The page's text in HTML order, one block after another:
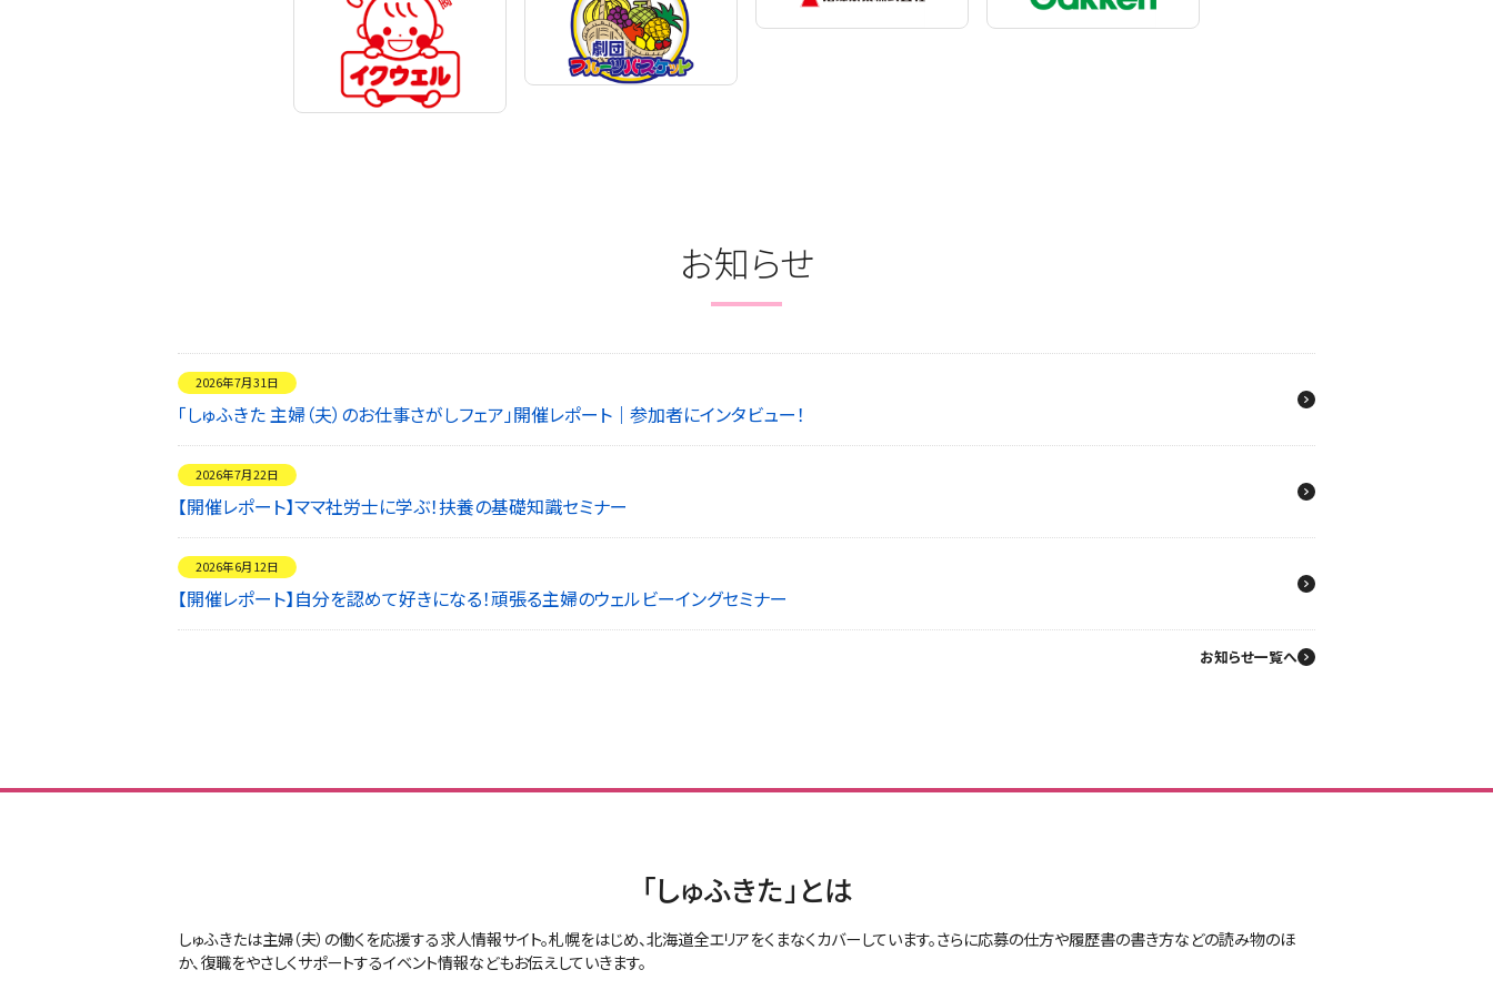
お知らせ
2026年7月31日
「しゅふきた 主婦（夫）のお仕事さがしフェア」開催レポート｜参加者にインタビュー！
2026年7月22日
【開催レポート】ママ社労士に学ぶ！扶養の基礎知識セミナー
2026年6月12日
【開催レポート】自分を認めて好きになる！頑張る主婦のウェルビーイングセミナー
お知らせ一覧へ
「しゅふきた」とは
しゅふきたは主婦（夫）の働くを応援する求人情報サイト。札幌をはじめ、北海道全エリアをくまなくカバーしています。さらに応募の仕方や履歴書の書き方などの読み物のほ
か、復職をやさしくサポートするイベント情報などもお伝えしていきます。